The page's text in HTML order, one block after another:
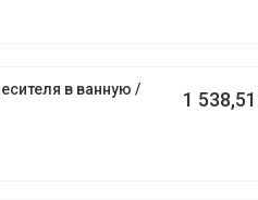
в ванную /
1 538,51